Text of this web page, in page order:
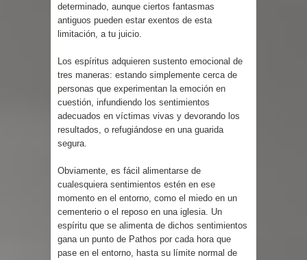
determinado, aunque ciertos fantasmas
antiguos pueden estar exentos de esta
limitación, a tu juicio.
Los espíritus adquieren sustento emocional de
tres maneras: estando simplemente cerca de
personas que experimentan la emoción en
cuestión, infundiendo los sentimientos
adecuados en víctimas vivas y devorando los
resultados, o refugiándose en una guarida
segura.
Obviamente, es fácil alimentarse de
cualesquiera sentimientos estén en ese
momento en el entorno, como el miedo en un
cementerio o el reposo en una iglesia. Un
espíritu que se alimenta de dichos sentimientos
gana un punto de Pathos por cada hora que
pase en el entorno, hasta su límite normal de